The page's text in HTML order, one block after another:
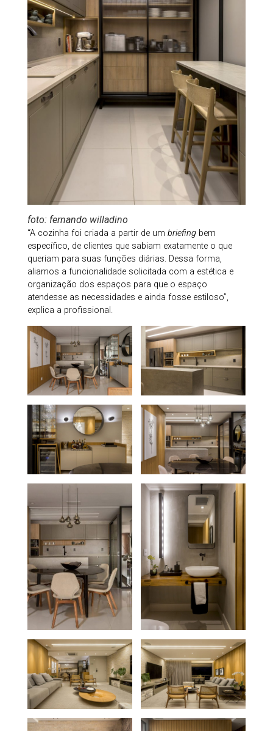
foto: fernando willadino
“A cozinha foi criada a partir de um briefingbem
específico, de clientes que sabiam exatamente o que
queriam para suas funções diárias. Dessa forma,
aliamos a funcionalidade solicitada com a estética e
organização dos espaços para que o espaço
atendesse as necessidades e ainda fosse estiloso”,
explica a profissional.